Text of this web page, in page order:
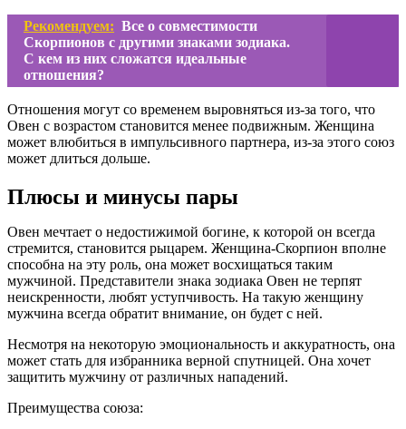
Рекомендуем: Все о совместимости
Скорпионов с другими знаками зодиака.
С кем из них сложатся идеальные
отношения?
Отношения могут со временем выровняться из-за того, что
Овен с возрастом становится менее подвижным. Женщина
может влюбиться в импульсивного партнера, из-за этого союз
может длиться дольше.
Плюсы и минусы пары
Овен мечтает о недостижимой богине, к которой он всегда
стремится, становится рыцарем. Женщина-Скорпион вполне
способна на эту роль, она может восхищаться таким
мужчиной. Представители знака зодиака Овен не терпят
неискренности, любят уступчивость. На такую ​​женщину
мужчина всегда обратит внимание, он будет с ней.
Несмотря на некоторую эмоциональность и аккуратность, она
может стать для избранника верной спутницей. Она хочет
защитить мужчину от различных нападений.
Преимущества союза: